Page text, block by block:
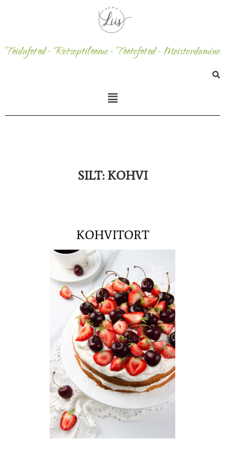
Toidufotod - Retseptiloome - Tootefotod - Meisterdamine
SILT: KOHVI
KOHVITORT